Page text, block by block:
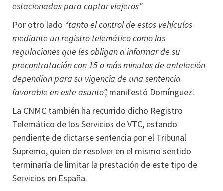
estacionadas para captar viajeros”
Por otro lado “tanto el control de estos vehículos
mediante un registro telemático como las
regulaciones que les obligan a informar de su
precontratación con 15 o más minutos de antelación
dependían para su vigencia de una sentencia
favorable en este asunto”, manifestó Domínguez.
La CNMC también ha recurrido dicho Registro
Telemático de los Servicios de VTC, estando
pendiente de dictarse sentencia por el Tribunal
Supremo, quien de resolver en el mismo sentido
terminaría de limitar la prestación de este tipo de
Servicios en España.